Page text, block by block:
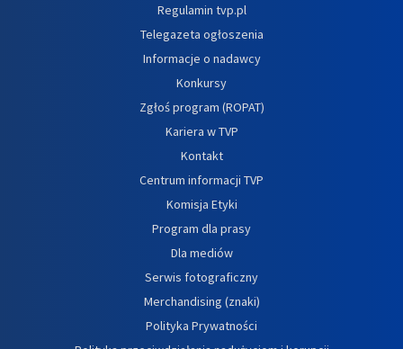
Regulamin tvp.pl
Telegazeta ogłoszenia
Informacje o nadawcy
Konkursy
Zgłoś program (ROPAT)
Kariera w TVP
Kontakt
Centrum informacji TVP
Komisja Etyki
Program dla prasy
Dla mediów
Serwis fotograficzny
Merchandising (znaki)
Polityka Prywatności